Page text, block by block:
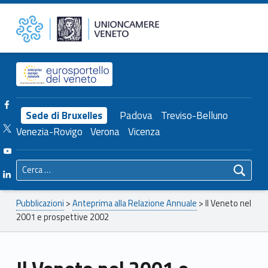
Il Veneto nel 2001 e prospettive 2002 – Unioncamere del Veneto Unioncamere del Veneto
Header info sidebar
Sede di Bruxelles Padova Treviso-Belluno
Venezia-Rovigo Verona Vicenza
Facebook Unioncamere Veneto
Twitter Unioncamere Veneto
Youtube Unioncamere Veneto
Linkedin Unioncamere Veneto
Ricerca per:
Breadcrumbs navigation
Pubblicazioni >Anteprima alla Relazione Annuale >Il Veneto nel
2001 e prospettive 2002